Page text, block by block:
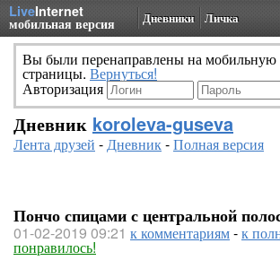
LiveInternet
мобильная версия Дневники Личка
Вы были перенаправлены на
страницы. Вернуться!
Авторизация
Дневник koroleva-guseva
Лента друзей -Дневник-Полная версия
Пончо спицами с центральной
01-02-2019 09:21 к комментариям-к
понравилось!